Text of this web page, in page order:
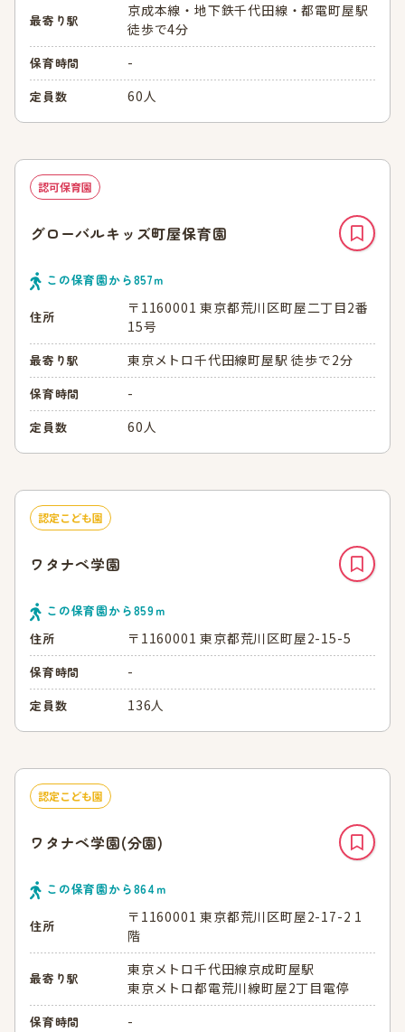
最寄り駅
京成本線・地下鉄千代田線・都電町屋駅
徒歩で4分
保育時間 -
定員数 60人
認可保育園
グローバルキッズ町屋保育園
この保育園から857ｍ
住所
〒1160001 東京都荒川区町屋二丁目2番
15号
最寄り駅 東京メトロ千代田線町屋駅 徒歩で2分
保育時間 -
定員数 60人
認定こども園
ワタナベ学園
この保育園から859ｍ
住所
〒1160001 東京都荒川区町屋2-15-5
保育時間 -
定員数 136人
認定こども園
ワタナベ学園(分園)
この保育園から864 ｍ
住所
〒1160001 東京都荒川区町屋2-17-2 1
階
最寄り駅
東京メトロ千代田線京成町屋駅
東京メトロ都電荒川線町屋2丁目電停
保育時間 -